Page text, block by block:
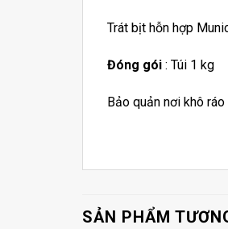
Trát bịt hỗn hợp
Đóng gói : Túi 1 kg
Bảo quản nơi khô
SẢN PHẨM